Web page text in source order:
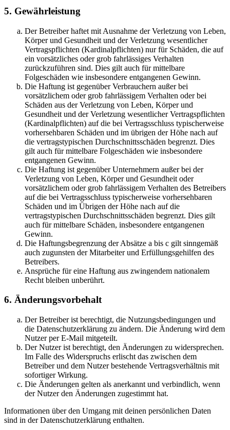
5. Gewährleistung
Der Betreiber haftet mit Ausnahme der Verletzung von Leben,
Körper und Gesundheit und der Verletzung wesentlicher
Vertragspflichten (Kardinalpflichten) nur für Schäden, die auf
ein vorsätzliches oder grob fahrlässiges Verhalten
zurückzuführen sind. Dies gilt auch für mittelbare
Folgeschäden wie insbesondere entgangenen Gewinn.
Die Haftung ist gegenüber Verbrauchern außer bei
vorsätzlichem oder grob fahrlässigem Verhalten oder bei
Schäden aus der Verletzung von Leben, Körper und
Gesundheit und der Verletzung wesentlicher Vertragspflichten
(Kardinalpflichten) auf die bei Vertragsschluss typischerweise
vorhersehbaren Schäden und im übrigen der Höhe nach auf
die vertragstypischen Durchschnittsschäden begrenzt. Dies
gilt auch für mittelbare Folgeschäden wie insbesondere
entgangenen Gewinn.
Die Haftung ist gegenüber Unternehmern außer bei der
Verletzung von Leben, Körper und Gesundheit oder
vorsätzlichem oder grob fahrlässigem Verhalten des Betreibers
auf die bei Vertragsschluss typischerweise vorhersehbaren
Schäden und im Übrigen der Höhe nach auf die
vertragstypischen Durchschnittsschäden begrenzt. Dies gilt
auch für mittelbare Schäden, insbesondere entgangenen
Gewinn.
Die Haftungsbegrenzung der Absätze a bis c gilt sinngemäß
auch zugunsten der Mitarbeiter und Erfüllungsgehilfen des
Betreibers.
Ansprüche für eine Haftung aus zwingendem nationalem
Recht bleiben unberührt.
6. Änderungsvorbehalt
Der Betreiber ist berechtigt, die Nutzungsbedingungen und
die Datenschutzerklärung zu ändern. Die Änderung wird dem
Nutzer per E-Mail mitgeteilt.
Der Nutzer ist berechtigt, den Änderungen zu widersprechen.
Im Falle des Widerspruchs erlischt das zwischen dem
Betreiber und dem Nutzer bestehende Vertragsverhältnis mit
sofortiger Wirkung.
Die Änderungen gelten als anerkannt und verbindlich, wenn
der Nutzer den Änderungen zugestimmt hat.
Informationen über den Umgang mit deinen persönlichen Daten
sind in der Datenschutzerklärung enthalten.